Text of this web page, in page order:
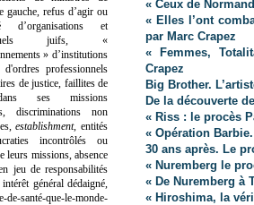
« Ceux de
« Elles l’ont
par Marc Crapez
« Femmes,
Crapez
Big Brother.
De la découverte
« Riss : le procès
« Opération
30 ans après. Le
« Nuremberg le
« De Nuremberg à
« Hiroshima, la
gauche, refus d’agir ou
d’organisations et
juifs, «
» d’institutions
d'ordres professionnels
de justice, faillites de
ses missions
discriminations non
establishment, entités
incontrôlés ou
leurs missions, absence
jeu de responsabilités
général dédaigné,
de-santé-que-le-monde-